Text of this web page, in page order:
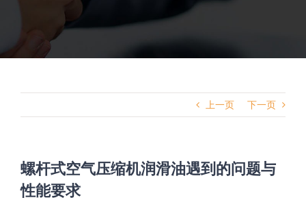
上一页 下一页
螺杆式空气压缩机润滑油遇到的问题与
性能要求